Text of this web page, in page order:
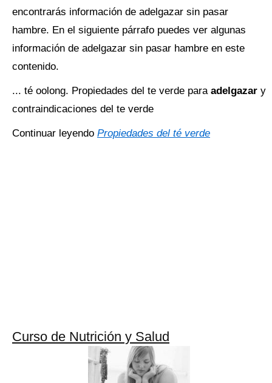
encontrarás información de adelgazar sin pasar
hambre. En el siguiente párrafo puedes ver algunas
información de adelgazar sin pasar hambre en este
contenido.
... té oolong. Propiedades del te verde para adelgazar y
contraindicaciones del te verde
Continuar leyendo Propiedades del té verde
Curso de Nutrición y Salud